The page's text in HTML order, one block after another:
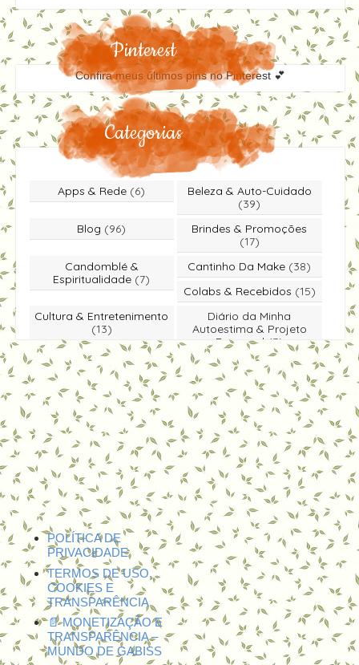
Pinterest
Confira meus últimos pins no Pinterest 💕
Categorias
Apps & Rede (6)
Beleza & Auto-Cuidado
(39)
Blog (96)
Brindes & Promoções
(17)
Candomblé &
Espiritualidade (7)
Cantinho Da Make (38)
Colabs & Recebidos (15)
Cultura & Entretenimento
(13)
Diário da Minha
Autoestima & Projeto
Rapunzel (3)
Dicas & Você Sabia
(49)
Educação & Literatura
(5)
Entrevista (1)
Especiais & Homenagens
(5)
Eventos & Passeios
(25) Moda & Estilo
(18)
Notícias & Economia
(4)
Participe Você Também
(39)
Viagens & Lazer (5) Vida & Bem-Estar
(31)
Vlogs & Canal (17)
POLÍTICA DE
PRIVACIDADE
TERMOS DE USO,
COOKIES E
TRANSPARÊNCIA
📄 MONETIZAÇÃO E
TRANSPARÊNCIA –
MUNDO DE GABISS